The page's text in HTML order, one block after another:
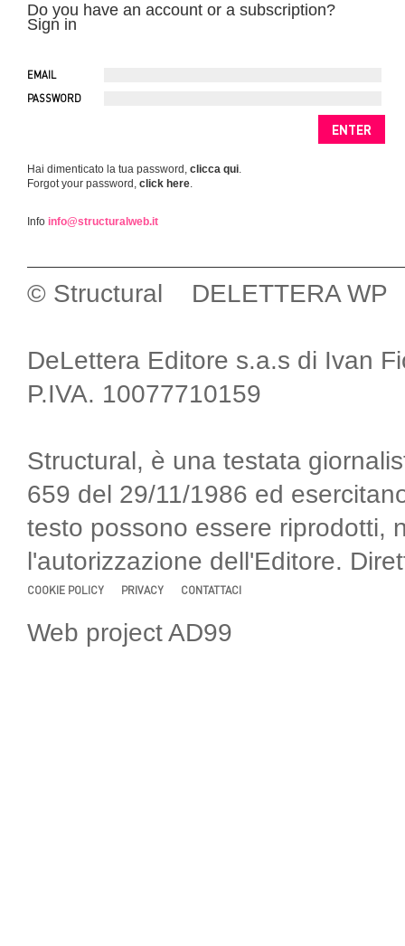
Do you have an account or a subscription?
Sign in
EMAIL
PASSWORD
Hai dimenticato la tua password, clicca qui.
Forgot your password, click here.
Info info@structuralweb.it
© Structural DELETTERA WP
DeLettera Editore s.a.s di Ivan
P.IVA. 10077710159
Structural, è una testata
659 del 29/11/1986 ed
testo possono essere riprodotti,
l'autorizzazione dell'Editore.
COOKIE POLICY PRIVACY CONTATTACI
Web project AD99